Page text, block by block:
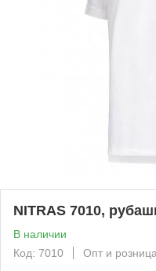
NITRAS 7010,
В наличии
Код: 7010
Опт и розница